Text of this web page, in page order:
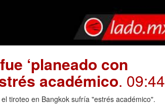
‘planeado con
académico. 09:44
tiroteo en Bangkok sufría "estrés académico".